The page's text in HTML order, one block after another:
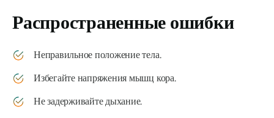
Распространенные ошибки
Неправильное положение тела.
Избегайте напряжения мышц кора.
Не задерживайте дыхание.